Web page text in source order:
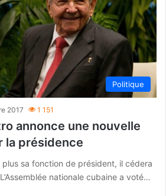
Politique
2017 1 151
annonce une nouvelle
la présidence
plus sa fonction de président, il cédera
nationale cubaine a voté…